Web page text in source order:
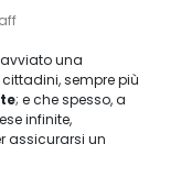
una
sempre più
; e che spesso, a
infinite,
assicurarsi un